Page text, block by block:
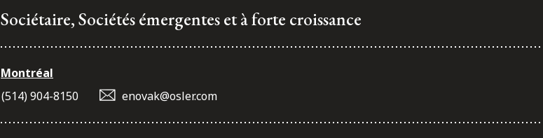
Sociétaire, Sociétés émergentes et à forte croissance
Montréal
(514) 904-8150
enovak@osler.com